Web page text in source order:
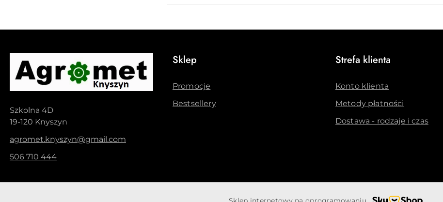
Szkolna 4D
19-120 Knyszyn
agromet.knyszyn@gmail.com
506 710 444
Sklep
Promocje
Bestsellery
Strefa klienta
Konto klienta
Metody płatności
Dostawa - rodzaje i czas